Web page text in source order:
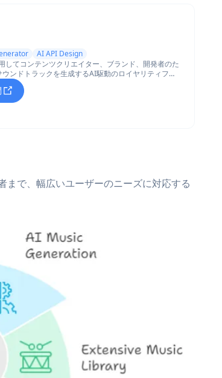
AI API Design
してコンテンツクリエイター、ブランド、開発者のた
ンドトラックを生成するAI駆動のロイヤリティフリ
で、幅広いユーザーのニーズに対応する